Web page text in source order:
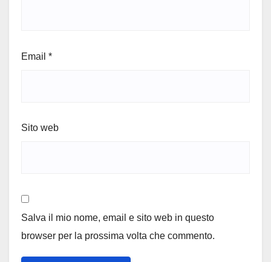
Email *
Sito web
Salva il mio nome, email e sito web in questo
browser per la prossima volta che commento.